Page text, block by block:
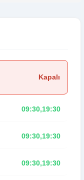
Kapalı
09:30,19:30
09:30,19:30
09:30,19:30